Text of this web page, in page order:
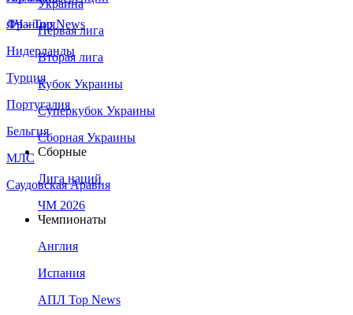
Франция
Нидерланды
Турция
Португалия
Бельгия
МЛС
Саудовская Аравия
ЛЧ - Top News
Украина
Первая лига
Вторая лига
Кубок Украины
Суперкубок Украины
Сборная Украины
Сборные
Лига наций
ЧМ 2026
Чемпионаты
Англия
Испания
АПЛ Top News